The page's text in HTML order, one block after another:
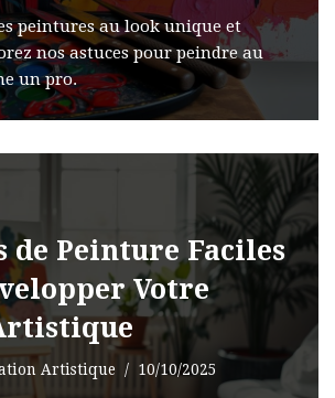
peintures au look unique et
nos astuces pour peindre au
un pro.
de Peinture Faciles
Votre
Artistique 10/10/2025